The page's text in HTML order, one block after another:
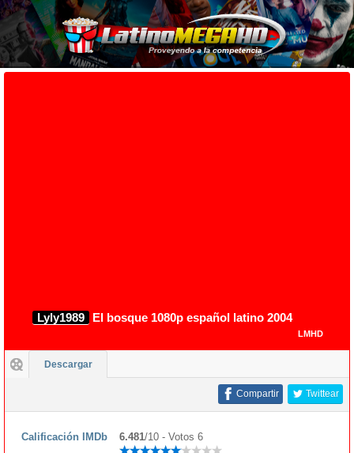
Lyly1989 El bosque 1080p español latino 2004
LMHD
Descargar
Twittear
Compartir
Calificación IMDb 6.481/10 - Votos 6